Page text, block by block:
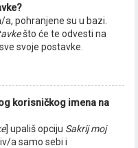
pohranjene su u bazi.
što će te odvesti na
svoje postavke.
korisničkog imena na
] upališ opciju Sakrij moj
a samo sebi i